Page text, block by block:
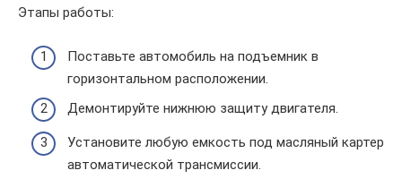
Этапы работы:
Поставьте автомобиль на подъемник в
горизонтальном расположении.
Демонтируйте нижнюю защиту двигателя.
Установите любую емкость под масляный картер
автоматической трансмиссии.